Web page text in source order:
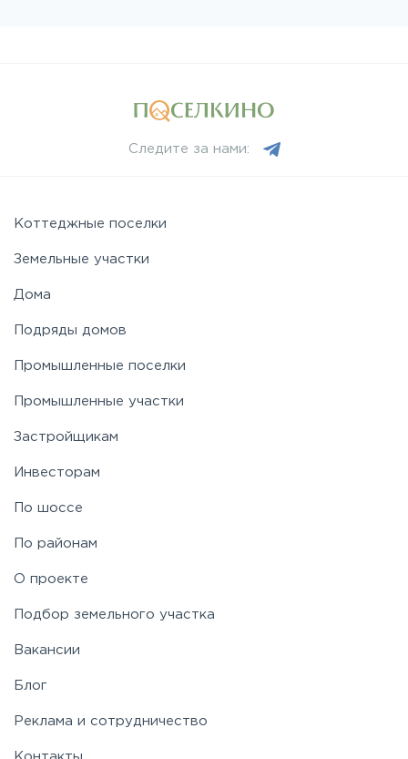
Следите за нами:
Коттеджные поселки
Земельные участки
Дома
Подряды домов
Промышленные поселки
Промышленные участки
Застройщикам
Инвесторам
По шоссе
По районам
О проекте
Подбор земельного участка
Вакансии
Блог
Реклама и сотрудничество